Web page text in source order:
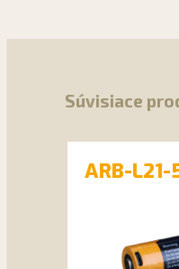
Súvisiace
ARB-